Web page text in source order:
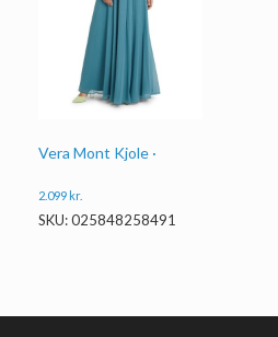
Vera Mont Kjole ·
2.099kr.
SKU: 025848258491